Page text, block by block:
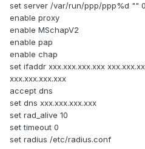
set server /var/run/ppp/ppp%d ""
enable proxy
enable MSchapV2
enable pap
enable chap
set ifaddr xxx.xxx.xxx.xxx
xxx.xxx.xxx.xxx
accept dns
set dns xxx.xxx.xxx.xxx
set rad_alive 10
set timeout 0
set radius /etc/radius.conf